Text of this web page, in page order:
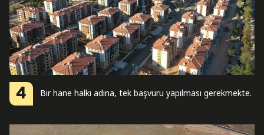
4 Bir hane halkı adına, tek başvuru yapılması gerekmekte.